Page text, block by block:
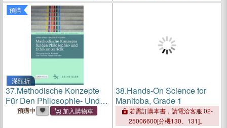
預購
滿額折
37.Methodische Konzepte
Für Den Philosophie- Und
Ethikunterricht: Eine
預購中
38.Hands-On Science for
Manitoba, Grade 1
若需訂購本書，請電洽客服 02-
25006600[分機130、131]。